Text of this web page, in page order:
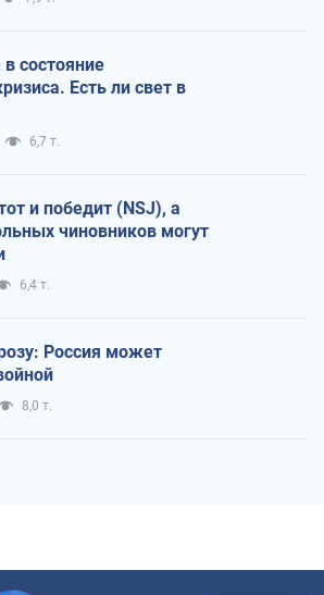
состояние
Есть ли свет в
6,7 т.
и победит (NSJ), а
чиновников могут
6,4 т.
Россия может
8,0 т.